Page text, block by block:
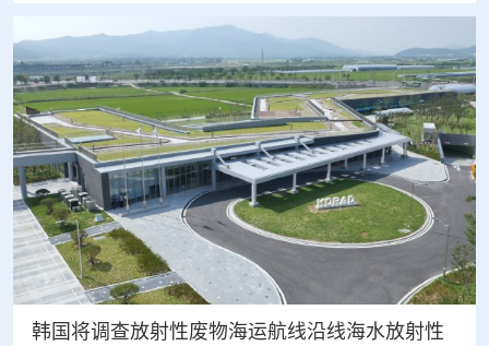
韩国将调查放射性废物海运航线沿线海水放射性